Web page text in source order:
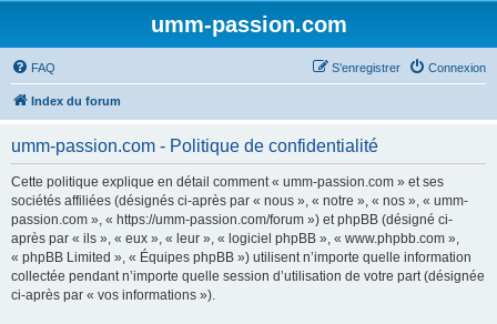
umm-passion.com
FAQ Connexion
S’enregistrer
Index du forum
umm-passion.com - Politique de confidentialité
Cette politique explique en détail comment « umm-passion.com » et ses
sociétés affiliées (désignés ci-après par « nous », « notre », « nos », « umm-
passion.com », « https://umm-passion.com/forum ») et phpBB (désigné ci-
après par « ils », « eux », « leur », « logiciel phpBB », « www.phpbb.com »,
« phpBB Limited », « Équipes phpBB ») utilisent n’importe quelle information
collectée pendant n’importe quelle session d’utilisation de votre part (désignée
ci-après par « vos informations »).